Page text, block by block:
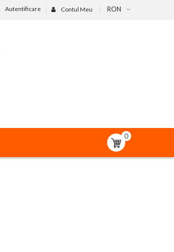
RON
Contul Meu
Autentificare
0